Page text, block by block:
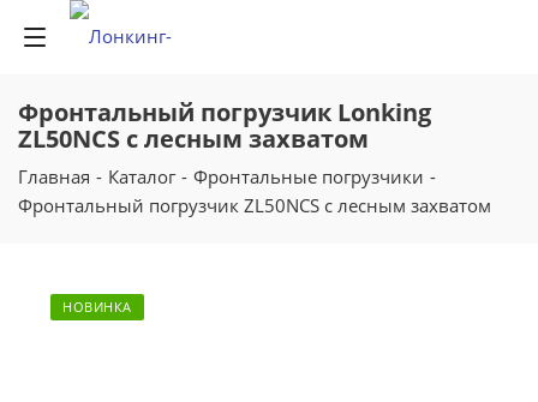
Фронтальный погрузчик Lonking
ZL50NCS с лесным захватом
Главная - Каталог - Фронтальные погрузчики -
Фронтальный погрузчик ZL50NCS с лесным захватом
НОВИНКА